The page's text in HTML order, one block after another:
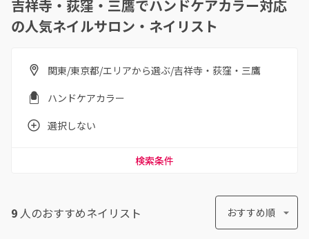
吉祥寺・荻窪・三鷹でハンドケアカラー対応
の人気ネイルサロン・ネイリスト
関東/東京都/エリアから選ぶ/吉祥寺・荻窪・三鷹
ハンドケアカラー
選択しない
検索条件
9 人のおすすめネイリスト おすすめ順